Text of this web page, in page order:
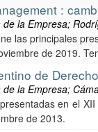
:
la Empresa;
las principales
de 2019.
de
la Empresa;
en el
de 2013.